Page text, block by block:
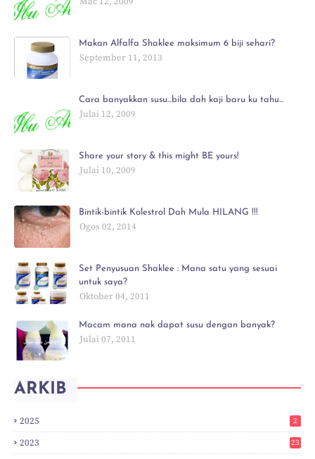
Makan Alfalfa Shaklee maksimum 6 biji sehari?
September 11, 2013
Cara banyakkan susu...bila dah kaji baru ku tahu...
Julai 12, 2009
Share your story & this might BE yours!
Julai 10, 2009
Bintik-bintik Kolestrol Dah Mula HILANG !!!
Ogos 02, 2014
Set Penyusuan Shaklee : Mana satu yang sesuai
untuk saya?
Oktober 04, 2011
Macam mana nak dapat susu dengan banyak?
Julai 07, 2011
ARKIB
2025 2
2023 23